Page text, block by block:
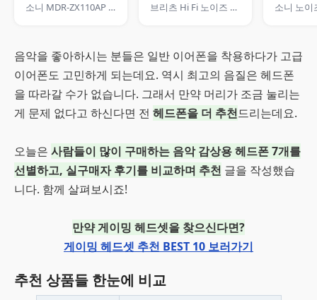
소니 MDR-ZX110AP 헤드폰 최신형 브리츠 Hi Fi 노이즈 캔슬링 블루투스 헤드폰
음악을 좋아하시는 분들은 일반 이어폰을 착용하다가 고급
이어폰도 고민하게 되는데요. 역시 최고의 음질은 헤드폰
을 따라갈 수가 없습니다. 그래서 만약 머리가 조금 눌리는
게 문제 없다고 하신다면 전 헤드폰을 더 추천드리는데요.
오늘은 사람들이 많이 구매하는 음악 감상용 헤드폰 7개를
선별하고, 실구매자 후기를 비교하며 추천 글을 작성했습
니다. 함께 살펴보시죠!
만약 게이밍 헤드셋을 찾으신다면?
게이밍 헤드셋 추천 BEST 10 보러가기
추천 상품들 한눈에 비교